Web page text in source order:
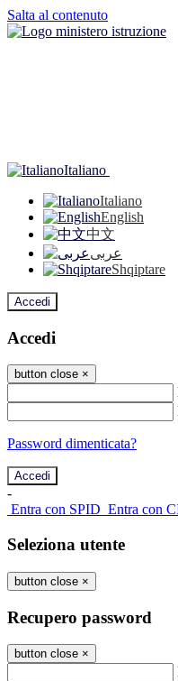
Salta al contenuto
Italiano
Italiano
English
中文
عربى
Shqiptare
Accedi
Accedi
button close ×
Password dimenticata?
-
Entra con SPID Entra con
Seleziona utente
button close ×
Recupero password
button close ×